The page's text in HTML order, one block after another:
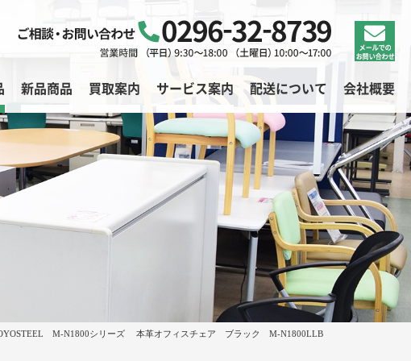
新品商品 買取案内 サービス案内 配送について 会社概要
M-N1800シリーズ 本革オフィスチェア ブラック M-N1800LLB